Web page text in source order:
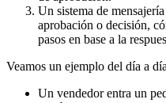
Un sistema de
aprobación o decisión,
pasos en base a la
Veamos un ejemplo del día a
Un vendedor entra un